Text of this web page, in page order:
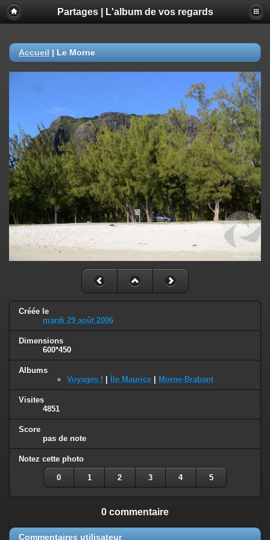
Partages | L'album de vos regards
Accueil | Le Morne
Créée le
mardi 29 août 2006
Dimensions
600*450
Albums
Voyages !
Île Maurice Morne-Brabant
Visites
4851
Score
pas de note
Notez cette photo
0 1 2 3 4 5
0 commentaire
Commentaires utilisateur